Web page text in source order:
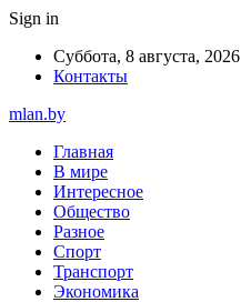
Sign in
Суббота, 8 августа, 2026
Контакты
mlan.by
Главная
В мире
Интересное
Общество
Разное
Спорт
Транспорт
Экономика